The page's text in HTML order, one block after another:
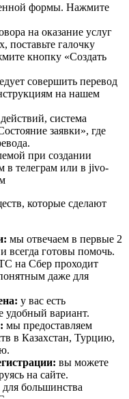
формы. Нажмите
на оказание услуг
поставьте галочку
кнопку «Создать
совершить перевод
на нашем
система
заявки», где
при создании
в телеграм или в jivo-
которые сделают
мы отвечаем в первые 2
всегда готовы помочь.
на Сбер проходит
даже для
у вас есть
удобный вариант.
мы предоставляем
в Казахстан, Турцию,
вы можете
на сайте.
для большинства